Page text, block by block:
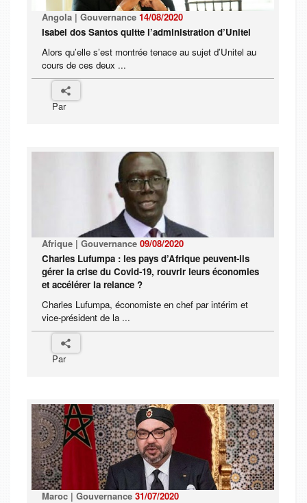
Angola | Gouvernance 14/08/2020
Isabel dos Santos quitte l’administration d’Unitel
Alors qu’elle s’est montrée tenace au sujet d’Unitel au
cours de ces deux ...
Par
Afrique | Gouvernance 09/08/2020
Charles Lufumpa : les pays d’Afrique peuvent-ils
gérer la crise du Covid-19, rouvrir leurs économies
et accélérer la relance ?
Charles Lufumpa, économiste en chef par intérim et
vice-président de la ...
Par
Maroc | Gouvernance 31/07/2020